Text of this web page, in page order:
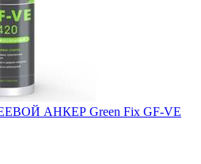
АНКЕР Green Fix GF-VE